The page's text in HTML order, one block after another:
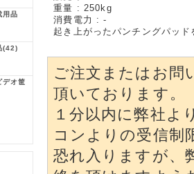
用品
(42)
デオ筐
重量 : 250kg
消費電力 : -
起き上がったパンチングパッ
ご注文またはお問
頂いております。
１分以内に弊社よ
コンよりの受信制
恐れ入りますが、